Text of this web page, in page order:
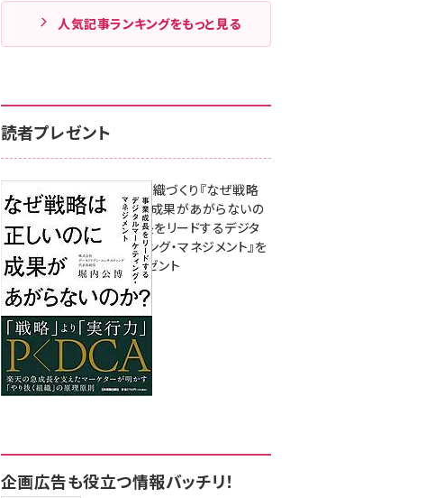
人気記事ランキングをもっと見る
読者プレゼント
成果を生む組織づくり『なぜ戦略
は正しいのに成果があがらないの
か？ 事業成長をリードするデジタ
ルマーケティング・マネジメント』を
3名様にプレゼント
8月7日 10:00
企画広告も役立つ情報バッチリ！